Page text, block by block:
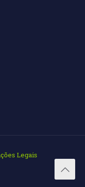
Legais